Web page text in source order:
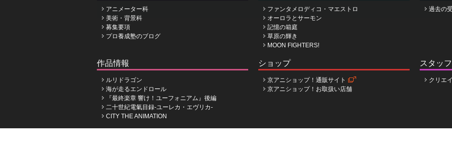
アニメーター科
美術・背景科
募集要項
プロ養成塾のブログ
ファンタメロディコ・マエストロ
オーロラとサーモン
記憶の箱庭
草原の輝き
MOON FIGHTERS!
過去の
作品情報
ルリドラゴン
海が走るエンドロール
『最終楽章 響け！ユーフォニアム』後編
二十世紀電氣目録-ユーレカ・エヴリカ-
CITY THE ANIMATION
ショップ
京アニショップ！通販サイト
京アニショップ！お取扱い店舗
スタッ
クリエ